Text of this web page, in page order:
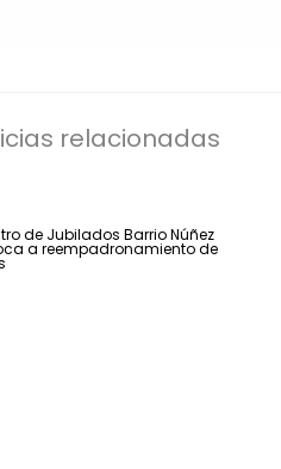
relacionadas
de Jubilados Barrio Núñez
a reempadronamiento de